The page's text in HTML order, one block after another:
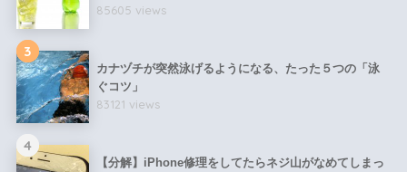
85605 views
3
カナヅチが突然泳げるようになる、たった５つの「泳
ぐコツ」
83121 views
4
【分解】iPhone修理をしてたらネジ山がなめてしまっ